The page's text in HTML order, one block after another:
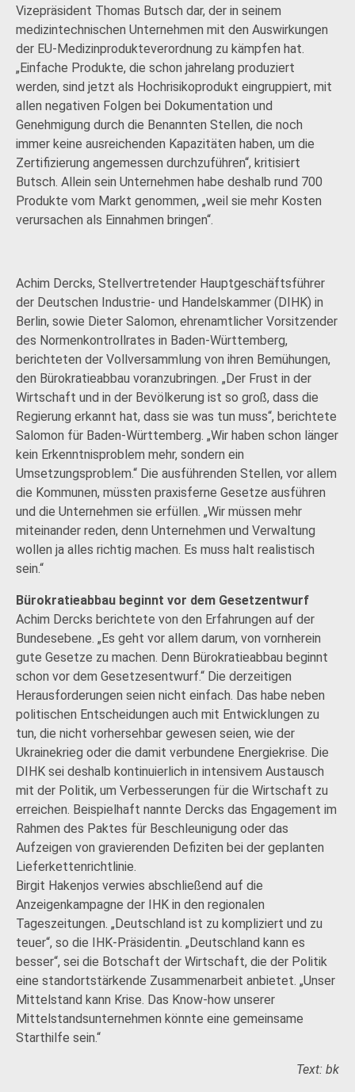
Vizepräsident Thomas Butsch dar, der in seinem
medizintechnischen Unternehmen mit den Auswirkungen
der EU-Medizinprodukteverordnung zu kämpfen hat.
„Einfache Produkte, die schon jahrelang produziert
werden, sind jetzt als Hochrisikoprodukt eingruppiert, mit
allen negativen Folgen bei Dokumentation und
Genehmigung durch die Benannten Stellen, die noch
immer keine ausreichenden Kapazitäten haben, um die
Zertifizierung angemessen durchzuführen“, kritisiert
Butsch. Allein sein Unternehmen habe deshalb rund 700
Produkte vom Markt genommen, „weil sie mehr Kosten
verursachen als Einnahmen bringen“.
Achim Dercks, Stellvertretender Hauptgeschäftsführer
der Deutschen Industrie- und Handelskammer (DIHK) in
Berlin, sowie Dieter Salomon, ehrenamtlicher Vorsitzender
des Normenkontrollrates in Baden-Württemberg,
berichteten der Vollversammlung von ihren Bemühungen,
den Bürokratieabbau voranzubringen. „Der Frust in der
Wirtschaft und in der Bevölkerung ist so groß, dass die
Regierung erkannt hat, dass sie was tun muss“, berichtete
Salomon für Baden-Württemberg. „Wir haben schon länger
kein Erkenntnisproblem mehr, sondern ein
Umsetzungsproblem.“ Die ausführenden Stellen, vor allem
die Kommunen, müssten praxisferne Gesetze ausführen
und die Unternehmen sie erfüllen. „Wir müssen mehr
miteinander reden, denn Unternehmen und Verwaltung
wollen ja alles richtig machen. Es muss halt realistisch
sein.“
Bürokratieabbau beginnt vor dem Gesetzentwurf
Achim Dercks berichtete von den Erfahrungen auf der
Bundesebene. „Es geht vor allem darum, von vornherein
gute Gesetze zu machen. Denn Bürokratieabbau beginnt
schon vor dem Gesetzesentwurf.“ Die derzeitigen
Herausforderungen seien nicht einfach. Das habe neben
politischen Entscheidungen auch mit Entwicklungen zu
tun, die nicht vorhersehbar gewesen seien, wie der
Ukrainekrieg oder die damit verbundene Energiekrise. Die
DIHK sei deshalb kontinuierlich in intensivem Austausch
mit der Politik, um Verbesserungen für die Wirtschaft zu
erreichen. Beispielhaft nannte Dercks das Engagement im
Rahmen des Paktes für Beschleunigung oder das
Aufzeigen von gravierenden Defiziten bei der geplanten
Lieferkettenrichtlinie.
Birgit Hakenjos verwies abschließend auf die
Anzeigenkampagne der IHK in den regionalen
Tageszeitungen. „Deutschland ist zu kompliziert und zu
teuer“, so die IHK-Präsidentin. „Deutschland kann es
besser“, sei die Botschaft der Wirtschaft, die der Politik
eine standortstärkende Zusammenarbeit anbietet. „Unser
Mittelstand kann Krise. Das Know-how unserer
Mittelstandsunternehmen könnte eine gemeinsame
Starthilfe sein.“
Text: bk